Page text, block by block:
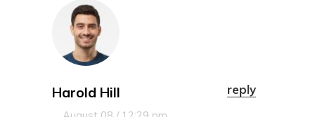
reply
Harold Hill